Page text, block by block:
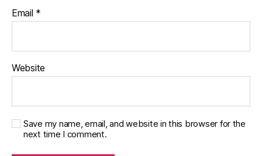
Email *
Website
Save my name, email, and website in this browser for the
next time I comment.